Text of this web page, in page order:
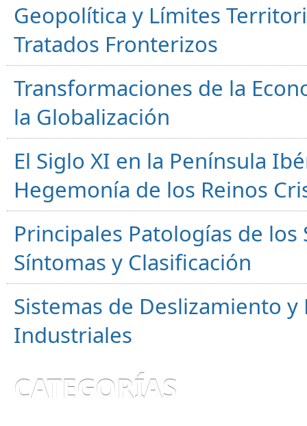
Geopolítica y Límites
Tratados Fronterizos
Transformaciones de la
la Globalización
El Siglo XI en la Península
Hegemonía de los Reinos
Principales Patologías de
Síntomas y Clasificación
Sistemas de Deslizamiento
Industriales
CATEGORÍAS